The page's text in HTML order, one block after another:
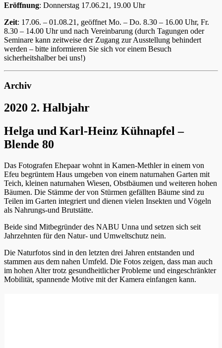
Eröffnung: Donnerstag 17.06.21, 19.00 Uhr
Zeit: 17.06. – 01.08.21, geöffnet Mo. – Do. 8.30 – 16.00 Uhr, Fr.
8.30 – 14.00 Uhr und nach Vereinbarung (durch Tagungen oder
Seminare kann zeitweise der Zugang zur Ausstellung behindert
werden – bitte informieren Sie sich vor einem Besuch
sicherheitshalber bei uns!)
Archiv
2020 2. Halbjahr
Helga und Karl-Heinz Kühnapfel –
Blende 80
Das Fotografen Ehepaar wohnt in Kamen-Methler in einem von
Efeu begrüntem Haus umgeben von einem naturnahen Garten mit
Teich, kleinen naturnahen Wiesen, Obstbäumen und weiteren hohen
Bäumen. Die Stämme der von Stürmen gefällten Bäume sind zu
Teilen im Garten integriert und dienen vielen Insekten und Vögeln
als Nahrungs-und Brutstätte.
Beide sind Mitbegründer des NABU Unna und setzen sich seit
Jahrzehnten für den Natur- und Umweltschutz nein.
Die Naturfotos sind in den letzten drei Jahren entstanden und
stammen aus dem nahen Umfeld. Die Fotos zeigen, dass man auch
im hohen Alter trotz gesundheitlicher Probleme und eingeschränkter
Mobilität, spannende Motive mit der Kamera einfangen kann.